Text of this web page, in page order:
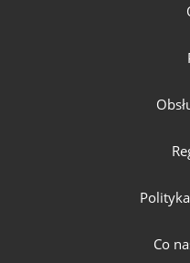
Co